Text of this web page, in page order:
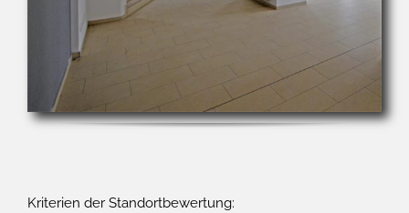
Kriterien der Standortbewertung: